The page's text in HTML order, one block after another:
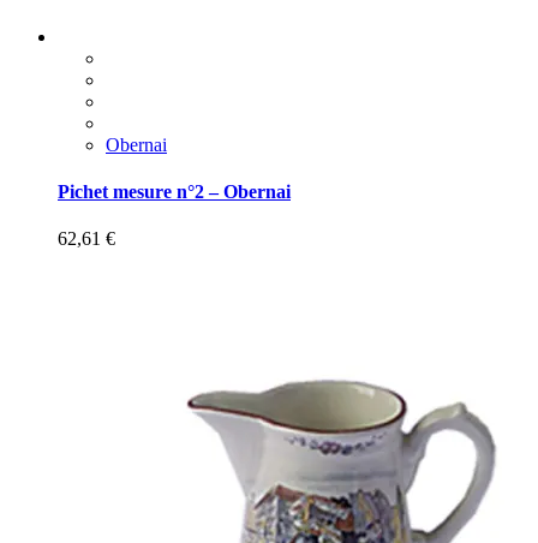
Obernai
Pichet mesure n°2 – Obernai
62,61 €